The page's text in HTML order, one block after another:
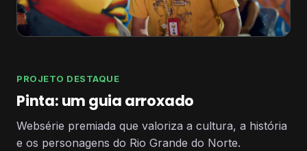
PROJETO DESTAQUE
Pinta: um guia arroxado
Websérie premiada que valoriza a cultura, a história
e os personagens do Rio Grande do Norte.